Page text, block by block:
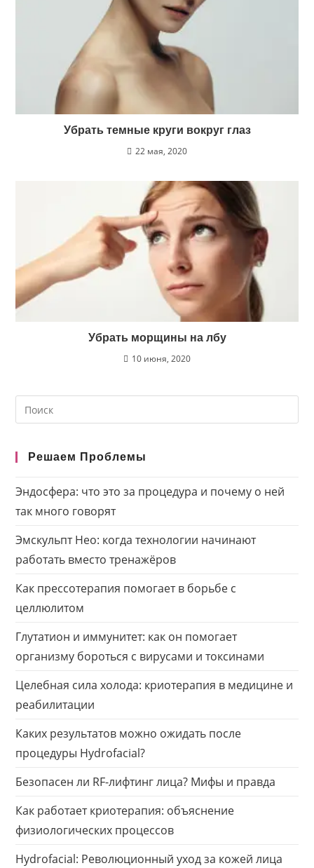
Убрать темные круги вокруг глаз
22 мая, 2020
Убрать морщины на лбу
10 июня, 2020
Search
this
Решаем Проблемы
Эндосфера: что это за процедура и почему о ней
так много говорят
Эмскульпт Нео: когда технологии начинают
работать вместо тренажёров
Как прессотерапия помогает в борьбе с
целлюлитом
Глутатион и иммунитет: как он помогает
организму бороться с вирусами и токсинами
Целебная сила холода: криотерапия в медицине и
реабилитации
Каких результатов можно ожидать после
процедуры Hydrofacial?
Безопасен ли RF-лифтинг лица? Мифы и правда
Как работает криотерапия: объяснение
физиологических процессов
Hydrofacial: Революционный уход за кожей лица